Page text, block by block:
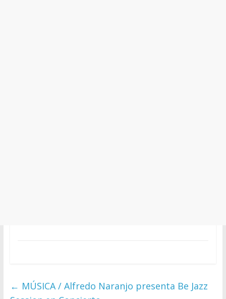
← MÚSICA / Alfredo Naranjo presenta Be Jazz